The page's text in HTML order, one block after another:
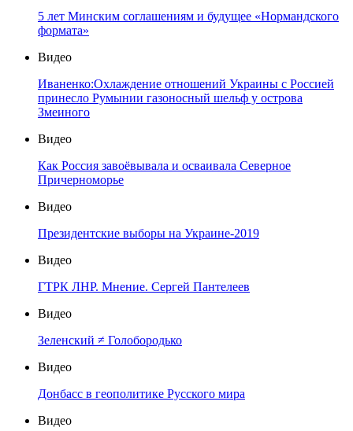
5 лет Минским соглашениям и будущее «Нормандского
формата»
Видео
Иваненко:Охлаждение отношений Украины с Россией
принесло Румынии газоносный шельф у острова
Змеиного
Видео
Как Россия завоёвывала и осваивала Северное
Причерноморье
Видео
Президентские выборы на Украине-2019
Видео
ГТРК ЛНР. Мнение. Сергей Пантелеев
Видео
Зеленский ≠ Голобородько
Видео
Донбасс в геополитике Русского мира
Видео